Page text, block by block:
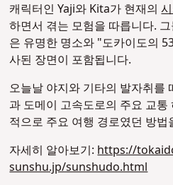
캐릭터인 Yaji와 Kita가 현재의
하면서 겪는 모험을 따릅니다.
은 유명한 명소와 "도카이도의
사된 장면이 포함됩니다.
오늘날 야지와 기타의 발자취를
과 도메이 고속도로의 주요 교
적으로 주요 여행 경로였던 방
자세히 알아보기:https://
sunshu.jp/sunshudo.html